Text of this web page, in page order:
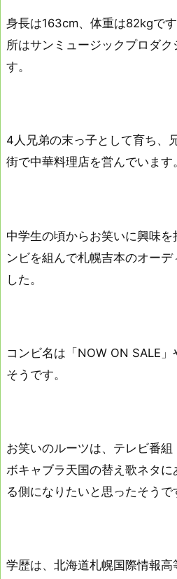
身長は163cm、体重は82kgで
所はサンミュージックプロダク
す。
4人兄弟の末っ子として育ち、
街で中華料理店を営んでいます。
中学生の頃からお笑いに興味
ンビを組んで札幌吉本のオー
した。
コンビ名は「NOW ON SALE
そうです。
お笑いのルーツは、テレビ番
ボキャブラ天国の替え歌ネタ
る側になりたいと思ったそうで
学歴は、北海道札幌国際情報